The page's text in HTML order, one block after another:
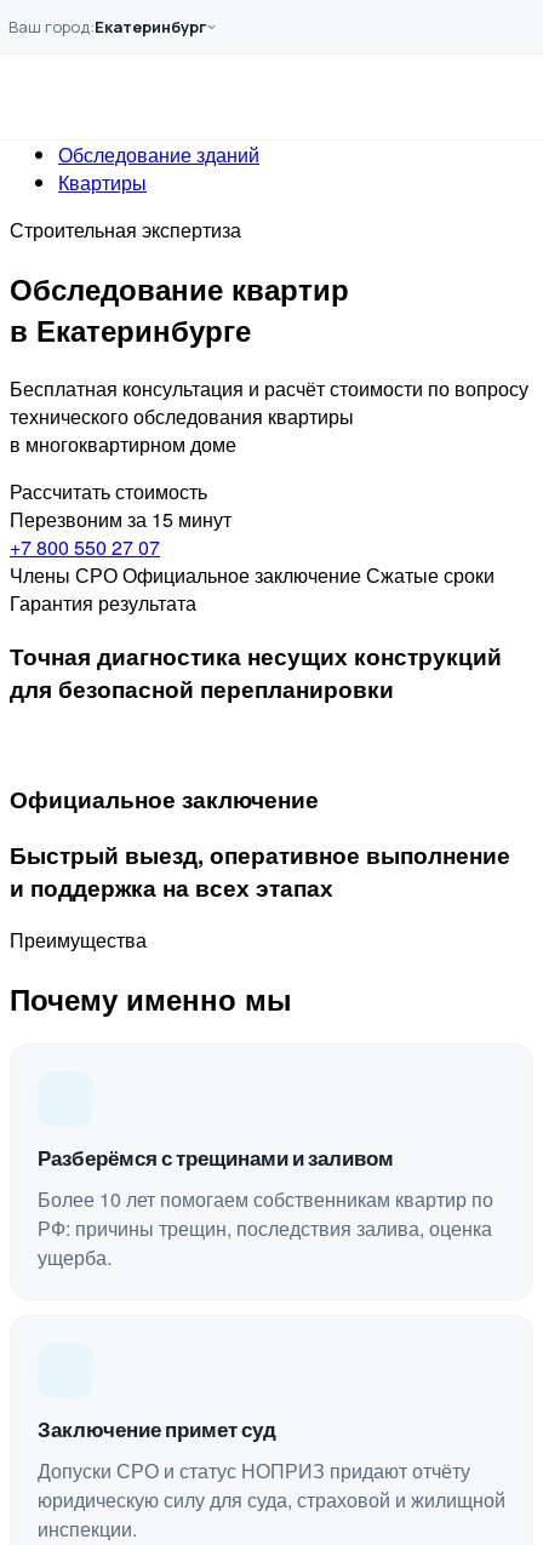
Перейти к основному содержанию
Ваш город:Екатеринбург
Обследование зданий
Квартиры
Строительная экспертиза
Обследование квартир
в Екатеринбурге
Бесплатная консультация и расчёт стоимости по вопросу
технического обследования квартиры
в многоквартирном доме
Рассчитать стоимость
Перезвоним за 15 минут
+7 800 550 27 07
Члены СРООфициальное заключениеСжатые сроки
Гарантия результата
Точная диагностика несущих конструкций
для безопасной перепланировки
Официальное заключение
Быстрый выезд, оперативное выполнение
и поддержка на всех этапах
Преимущества
Почему именно мы
Разберёмся с трещинами и заливом
Более 10 лет помогаем собственникам квартир по
РФ: причины трещин, последствия залива, оценка
ущерба.
Заключение примет суд
Допуски СРО и статус НОПРИЗ придают отчёту
юридическую силу для суда, страховой и жилищной
инспекции.